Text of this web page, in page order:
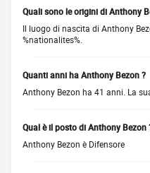
Quali sono le origini di Anthony
Il luogo di nascita di Anthony
%nationalites%.
Quanti anni ha Anthony Bezon ?
Anthony Bezon ha 41 anni. La
Qual è il posto di Anthony Bezon
Anthony Bezon è Difensore